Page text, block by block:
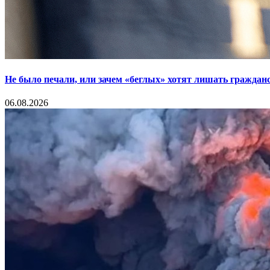
Не было печали, или зачем «беглых» хотят лишать
06.08.2026